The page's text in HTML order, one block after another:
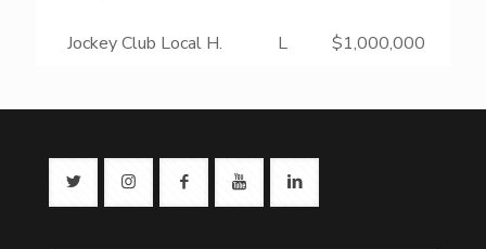
Jockey Club Local H. L $1,000,000